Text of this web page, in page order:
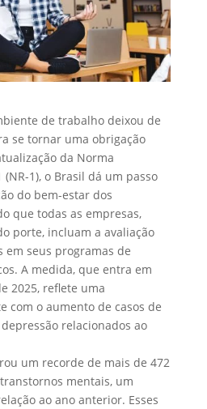
de trabalho deixou de
se tornar uma obrigação
da Norma
(NR-1), o Brasil dá um passo
do bem-estar dos
que todas as empresas,
porte, incluam a avaliação
em seus programas de
A medida, que entra em
2025, reflete uma
com o aumento de casos de
relacionados ao
um recorde de mais de 472
mentais, um
ao ano anterior. Esses